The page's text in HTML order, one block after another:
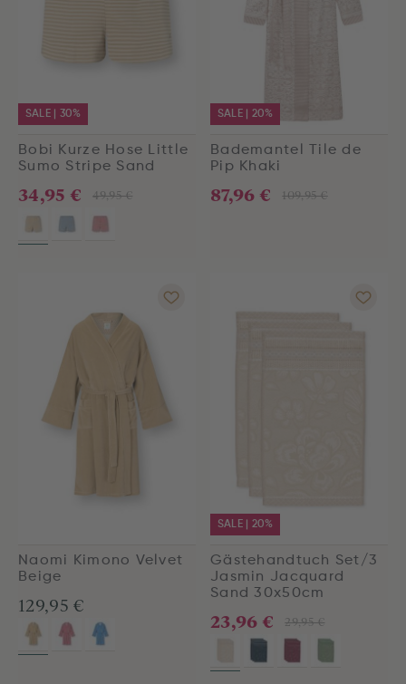
SALE | 30%
Bobi Kurze Hose Little
Sumo Stripe Sand
49,95 €
34,95 €
SALE | 20%
Bademantel Tile de
Pip Khaki
109,95 €
87,96 €
Naomi Kimono Velvet
Beige
129,95 €
SALE | 20%
Gästehandtuch Set/3
Jasmin Jacquard
Sand 30x50cm
29,95 €
23,96 €